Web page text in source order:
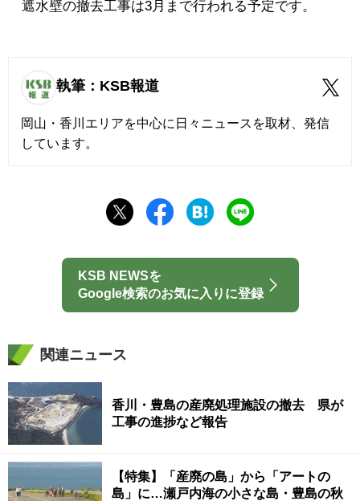
遮水壁の撤去工事は3月まで行われる予定です。
執筆：KSB報道
岡山・香川エリアを中心に日々ニュースを取材、発信
しています。
KSB NEWSを
Google検索のお気に入りに登録
関連ニュース
香川・豊島の産廃処理施設の撤去 県が
工事の進捗など報告
【特集】「産廃の島」から「アートの
島」に…瀬戸内海の小さな島・豊島の秋